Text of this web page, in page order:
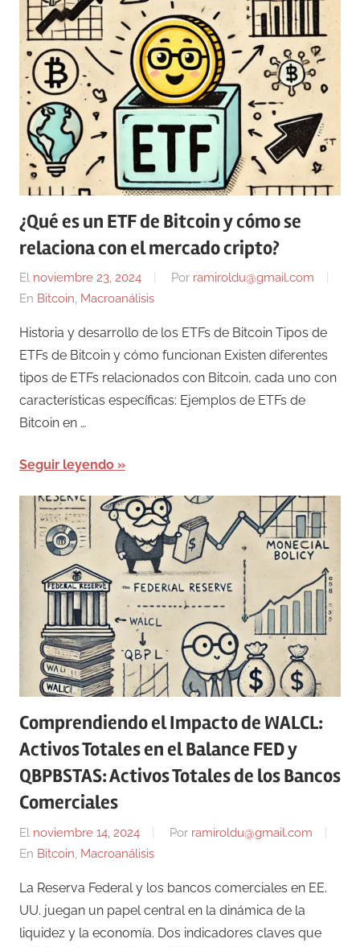
¿Qué es un ETF de Bitcoin y cómo se
relaciona con el mercado cripto?
El noviembre 23, 2024 Por ramiroldu@gmail.com
En Bitcoin, Macroanálisis
Historia y desarrollo de los ETFs de Bitcoin Tipos de
ETFs de Bitcoin y cómo funcionan Existen diferentes
tipos de ETFs relacionados con Bitcoin, cada uno con
características específicas: Ejemplos de ETFs de
Bitcoin en …
Seguir leyendo
Comprendiendo el Impacto de WALCL:
Activos Totales en el Balance FED y
QBPBSTAS: Activos Totales de los Bancos
Comerciales
El noviembre 14, 2024 Por ramiroldu@gmail.com
En Bitcoin Macroanálisis
La Reserva Federal y los bancos comerciales en EE.
UU. juegan un papel central en la dinámica de la
liquidez y la economía. Dos indicadores claves que